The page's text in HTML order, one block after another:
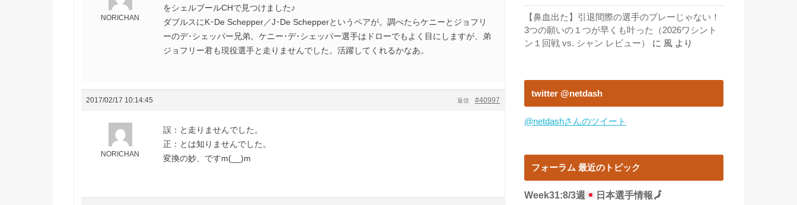
NORICHAN
をシェルブールCHで見つけました♪
ダブルスにK･De Schepper／J･De Schepperというペアが。調べたらケニーとジョフリ
ーのデ･シェッパー兄弟。ケニー･デ･シェッパー選手はドローでもよく目にしますが、弟
ジョフリー君も現役選手と走りませんでした。活躍してくれるかなあ。
2017/02/17 10:14:45 #40997
返信
NORICHAN
誤：と走りませんでした。
正：とは知りませんでした。
変換の妙、ですm(__)m
【鼻血出た】引退間際の選手のプレーじゃない！
3つの願いの１つが早くも叶った（2026ワシント
ン１回戦 vs. シャン レビュー）
に 風 より
twitter @netdash
@netdashさんのツイート
フォーラム 最近のトピック
Week31:8/3週 日本選手情報🗾